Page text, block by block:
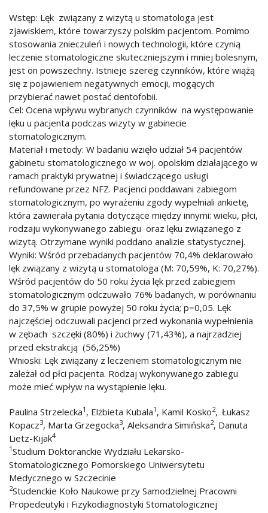
Wstęp: Lęk związany z wizytą u stomatologa jest
zjawiskiem, które towarzyszy polskim pacjentom. Pomimo
stosowania znieczuleń i nowych technologii, które czynią
leczenie stomatologiczne skuteczniejszym i mniej bolesnym,
jest on powszechny. Istnieje szereg czynników, które wiążą
się z pojawieniem negatywnych emocji, mogących
przybierać nawet postać dentofobii.
Cel: Ocena wpływu wybranych czynników na występowanie
lęku u pacjenta podczas wizyty w gabinecie
stomatologicznym.
Materiał i metody: W badaniu wzięło udział 54 pacjentów
gabinetu stomatologicznego w woj. opolskim działającego w
ramach praktyki prywatnej i świadczącego usługi
refundowane przez NFZ. Pacjenci poddawani zabiegom
stomatologicznym, po wyrażeniu zgody wypełniali ankietę,
która zawierała pytania dotyczące między innymi: wieku, płci,
rodzaju wykonywanego zabiegu oraz lęku związanego z
wizytą. Otrzymane wyniki poddano analizie statystycznej.
Wyniki: Wśród przebadanych pacjentów 70,4% deklarowało
lęk związany z wizytą u stomatologa (M: 70,59%, K: 70,27%).
Wśród pacjentów do 50 roku życia lęk przed zabiegiem
stomatologicznym odczuwało 76% badanych, w porównaniu
do 37,5% w grupie powyżej 50 roku życia; p=0,05. Lęk
najczęściej odczuwali pacjenci przed wykonania wypełnienia
w zębach szczęki (80%) i żuchwy (71,43%), a najrzadziej
przed ekstrakcją (56,25%)
Wnioski: Lęk związany z leczeniem stomatologicznym nie
zależał od płci pacjenta. Rodzaj wykonywanego zabiegu
może mieć wpływ na wystąpienie lęku.
Paulina Strzelecka1 , Elżbieta Kubala1 , Kamil Kosko2, Łukasz
Kopacz3, Marta Grzegocka3, Aleksandra Simińska2, Danuta
Lietz-Kijak4
1Studium Doktoranckie Wydziału Lekarsko-
Stomatologicznego Pomorskiego Uniwersytetu
Medycznego w Szczecinie
2Studenckie Koło Naukowe przy Samodzielnej Pracowni
Propedeutyki i Fizykodiagnostyki Stomatologicznej